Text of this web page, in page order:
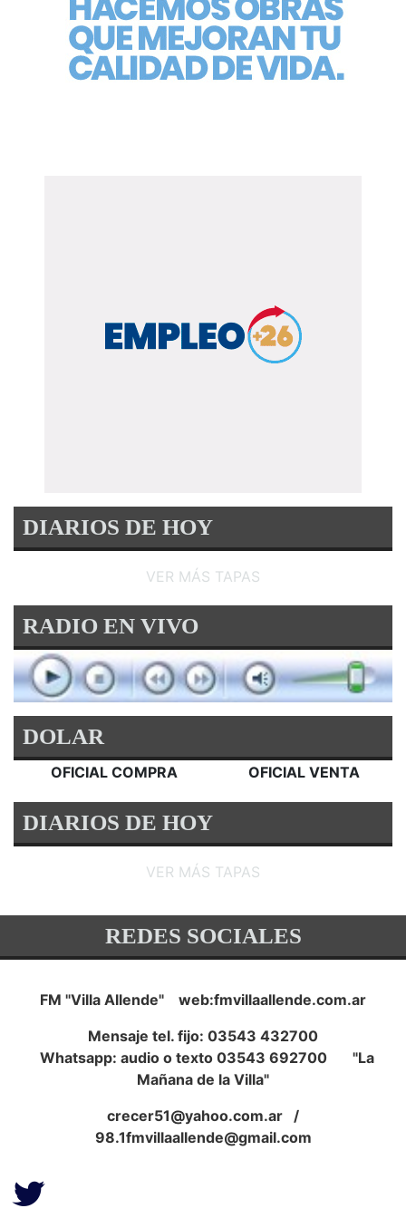
DIARIOS DE HOY
VER MÁS TAPAS
RADIO EN VIVO
DOLAR
OFICIAL COMPRA OFICIAL VENTA
DIARIOS DE HOY
VER MÁS TAPAS
REDES SOCIALES
FM "Villa Allende" web:fmvillaallende.com.ar
Mensaje tel. fijo: 03543 432700
Whatsapp: audio o texto 03543 692700 "La
Mañana de la Villa"
crecer51@yahoo.com.ar /
98.1fmvillaallende@gmail.com